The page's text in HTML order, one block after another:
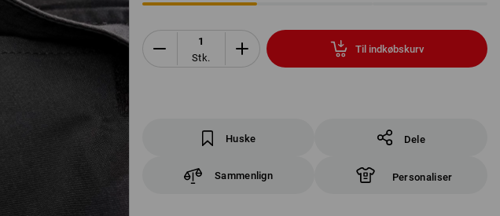
Stk.
Til indkøbskurv
Huske Dele
Sammenlign Personaliser